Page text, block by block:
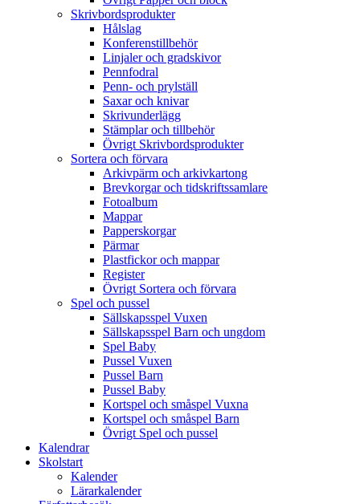
Skrivbordsprodukter
Hålslag
Konferenstillbehör
Linjaler och gradskivor
Pennfodral
Penn- och prylställ
Saxar och knivar
Skrivunderlägg
Stämplar och tillbehör
Övrigt Skrivbordsprodukter
Sortera och förvara
Arkivpärm och arkivkartong
Brevkorgar och tidskriftssamlare
Fotoalbum
Mappar
Papperskorgar
Pärmar
Plastfickor och mappar
Register
Övrigt Sortera och förvara
Spel och pussel
Sällskapsspel Vuxen
Sällskapsspel Barn och ungdom
Spel Baby
Pussel Vuxen
Pussel Barn
Pussel Baby
Kortspel och småspel Vuxna
Kortspel och småspel Barn
Övrigt Spel och pussel
Kalendrar
Skolstart
Kalender
Lärarkalender